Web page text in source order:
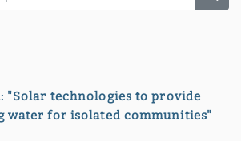
"Solar technologies to provide
water for isolated communities"